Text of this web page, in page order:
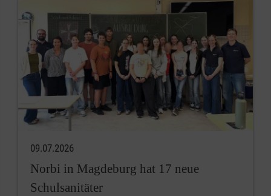
09.07.2026
Norbi in Magdeburg hat 17 neue
Schulsanitäter